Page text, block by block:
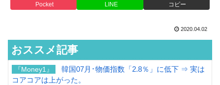
Pocket LINE コピー
2020.04.02
おススメ記事
『Money1』
韓国07月･物価指数「2.8％」に低下 ⇒ 実は
コアコアは上がった。